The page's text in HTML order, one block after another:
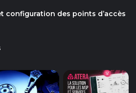
configuration des points d’accès